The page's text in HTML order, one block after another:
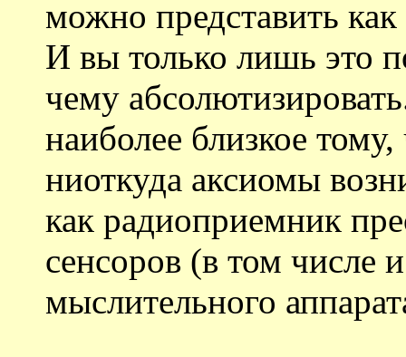
можно представить
И вы только лишь это
чему
наиболее близкое
ниоткуда аксиомы
как радиоприемник
сенсоров (в том числе
мыслительного